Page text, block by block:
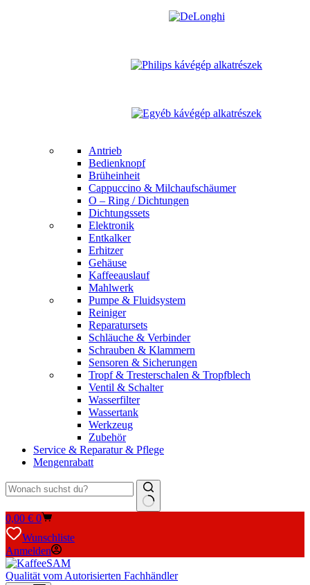
Antrieb
Bedienknopf
Brüheinheit
Cappuccino & Milchaufschäumer
O – Ring / Dichtungen
Dichtungssets
Elektronik
Entkalker
Erhitzer
Gehäuse
Kaffeeauslauf
Mahlwerk
Pumpe & Fluidsystem
Reiniger
Reparatursets
Schläuche & Verbinder
Schrauben & Klammern
Sensoren & Sicherungen
Tropf & Tresterschalen & Tropfblech
Ventil & Schalter
Wasserfilter
Wassertank
Werkzeug
Zubehör
Service & Reparatur & Pflege
Mengenrabatt
Keine
Ergebnisse
Warenkorb
0,00 € 0
Wunschliste
Anmelden
Qualität vom Autorisierten Fachhändler